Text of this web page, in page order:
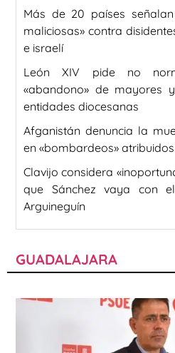
Más de 20 países
maliciosas» contra
e israelí
León XIV pide no
«abandono» de mayores
entidades diocesanas
Afganistán denuncia la
en «bombardeos»
Clavijo considera
que Sánchez vaya con
Arguineguín
GUADALAJARA